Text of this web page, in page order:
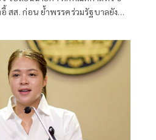
สส. ก่อน ย้ำพรรคร่วมรัฐบาลยัง